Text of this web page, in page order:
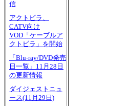
信
アクトビラ、
CATV向け
VOD「ケーブルア
クトビラ」を開始
「Blu-ray/DVD発売
日一覧」11月28日
の更新情報
ダイジェストニュ
ース(11月29日)